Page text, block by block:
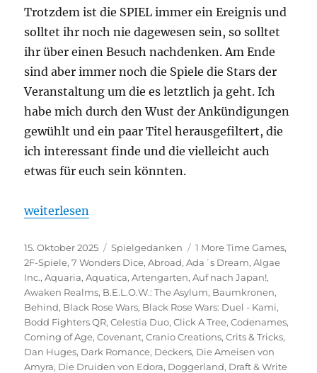
Trotzdem ist die SPIEL immer ein Ereignis und
solltet ihr noch nie dagewesen sein, so solltet
ihr über einen Besuch nachdenken. Am Ende
sind aber immer noch die Spiele die Stars der
Veranstaltung um die es letztlich ja geht. Ich
habe mich durch den Wust der Ankündigungen
gewühlt und ein paar Titel herausgefiltert, die
ich interessant finde und die vielleicht auch
etwas für euch sein könnten.
„Spiel 2025 – Eine Vorschau auf die
weiterlesen
Veröffentlicht
am
15. Oktober 2025 Kategorien
Spielgedanken Schlagwörter
1 More Time Games,
2F-Spiele,7 Wonders Dice,Abroad,Ada´s Dream,Algae
Inc.,Aquaria,Aquatica,Artengarten,Auf nach Japan!,
Awaken Realms, B.E.L.O.W.: The Asylum, Baumkronen,
Behind, Black Rose Wars, Black Rose Wars: Duel - Kami,
Bodd Fighters QR,Celestia Duo,Click A Tree,Codenames,
Coming of Age,Covenant,Cranio Creations,Crits & Tricks,
Dan Huges, Dark Romance, Deckers, Die Ameisen von
Amyra, Die Druiden von Edora, Doggerland, Draft & Write